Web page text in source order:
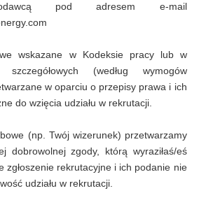
pod adresem e-mail
wskazane w Kodeksie pracy lub w
(według wymogów
w oparciu o przepisy prawa i ich
do wzięcia udziału w rekrutacji.
(np. Twój wizerunek) przetwarzamy
dobrowolnej zgody, którą wyraziłaś/eś
zgłoszenie rekrutacyjne i ich podanie nie
udziału w rekrutacji.